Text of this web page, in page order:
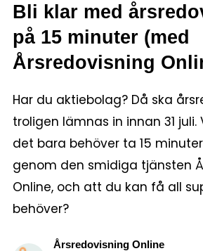
Bli klar med
på 15 minuter (med
Årsredovisning
Har du aktiebolag? Då ska
troligen lämnas in innan 31
det bara behöver ta 15
genom den smidiga tjänsten
Online, och att du kan få all
behöver?
Årsredovisning Online